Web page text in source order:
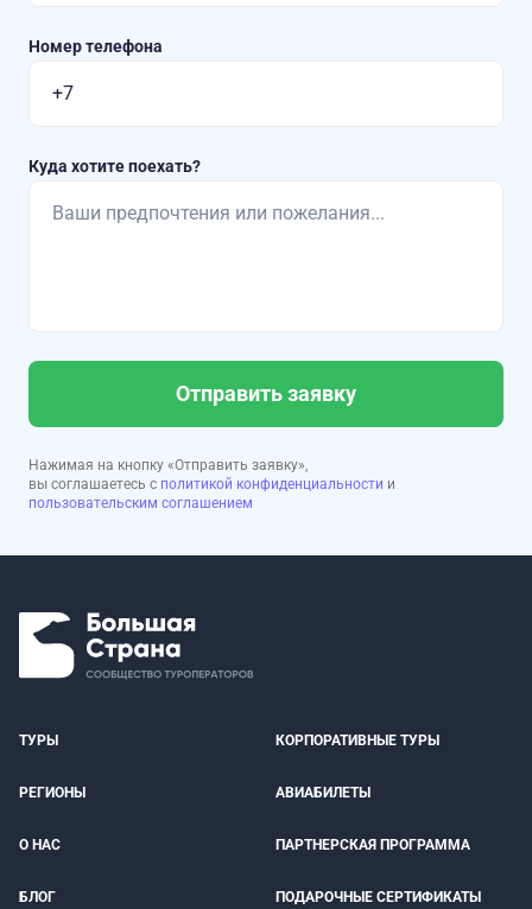
Номер телефона
Куда хотите поехать?
Отправить заявку
Нажимая на кнопку «Отправить заявку»,
вы соглашаетесь с политикой конфиденциальности и
пользовательским соглашением
ТУРЫ КОРПОРАТИВНЫЕ ТУРЫ
РЕГИОНЫ АВИАБИЛЕТЫ
О НАС ПАРТНЕРСКАЯ ПРОГРАММА
БЛОГ ПОДАРОЧНЫЕ СЕРТИФИКАТЫ